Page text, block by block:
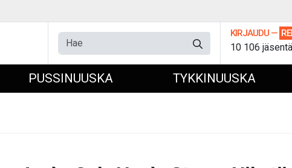
KIRJAUDU —
10 106
PUSSINUUSKA TYKKINUUSKA